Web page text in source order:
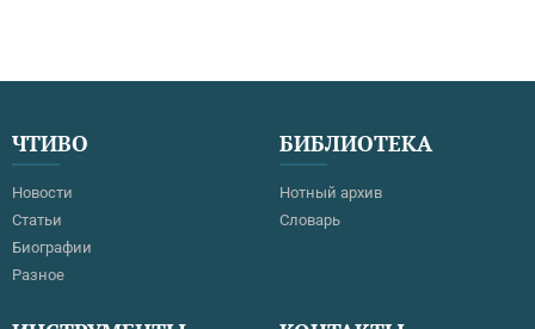
ЧТИВО
Новости
Статьи
Биографии
Разное
БИБЛИОТЕКА
Нотный архив
Словарь